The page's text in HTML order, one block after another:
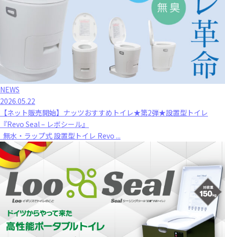
NEWS
2026.05.22
【ネット販売開始】ナッツおすすめトイレ★第2弾★設置型トイレ
『Revo Seal – レボシール』
無水・ラップ式 設置型トイレ Revo ...